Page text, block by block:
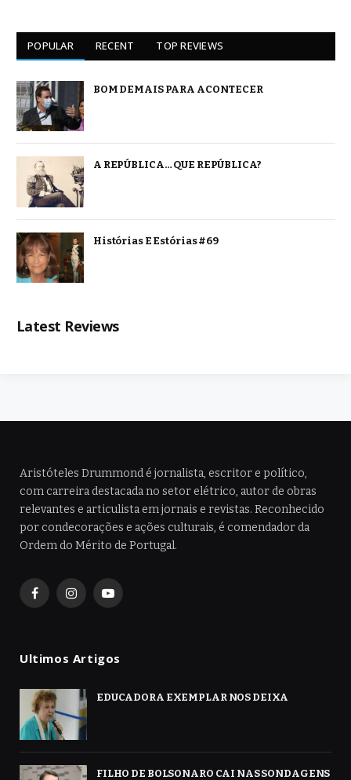
POPULAR RECENT TOP REVIEWS
BOM DEMAIS PARA ACONTECER
A REPÚBLICA… QUE REPÚBLICA?
Histórias E Estórias #69
Latest Reviews
Aristóteles Drummond é jornalista, escritor e político,
com carreira destacada no setor elétrico, autor de obras
relevantes e articulista em jornais e revistas. Reconhecido
por condecorações e ações culturais, é comendador da
Ordem do Mérito de Portugal.
FacebookInstagramYouTube
Ultimos Artigos
EDUCADORA EXEMPLAR NOS DEIXA
FILHO DE BOLSONARO CAI NAS SONDAGENS